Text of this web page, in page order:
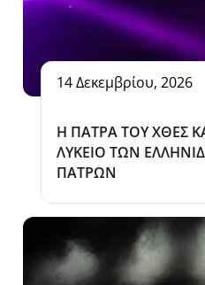
14 Δεκεμβρίου, 2026
Η ΠΑΤΡΑ ΤΟΥ ΧΘΕΣ
ΛΥΚΕΙΟ ΤΩΝ
ΠΑΤΡΩΝ